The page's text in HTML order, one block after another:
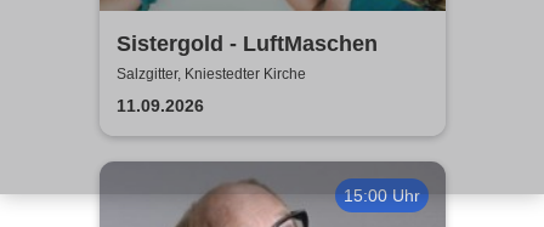
Sistergold - LuftMaschen
Salzgitter, Kniestedter Kirche
11.09.2026
15:00 Uhr